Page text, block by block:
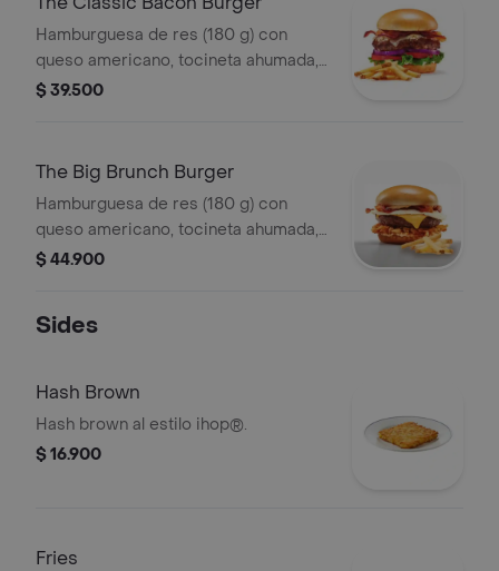
Hamburguesa de res (180 g) con
queso americano, tocineta ahumada,
lechuga, tomate, cebolla morada,
de papas a la francesa.
$ 39.500
The Big Brunch Burger
Hamburguesa de res (180 g) con
queso americano, tocineta ahumada,
huevo frito, croqueta de papa
de papas a la francesa.
$ 44.900
Sides
Hash Brown
Hash brown al estilo ihop®.
$ 16.900
Fries